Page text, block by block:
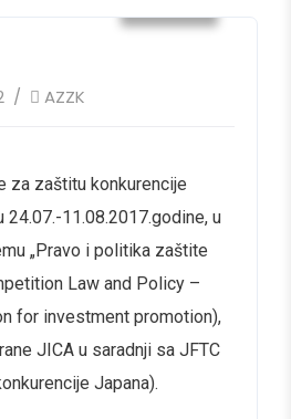
AZZK
za zaštitu konkurencije
24.07.-11.08.2017.godine, u
„Pravo i politika zaštite
Law and Policy –
for investment promotion),
JICA u saradnji sa JFTC
Japana).